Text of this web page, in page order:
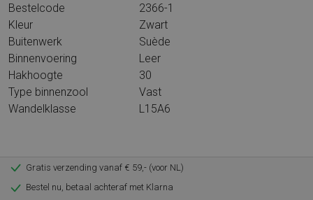
Bestelcode
2366-1
Kleur
Zwart
Buitenwerk
Suède
Binnenvoering
Leer
Hakhoogte
30
Type binnenzool
Vast
Wandelklasse
L15A6
Gratis verzending vanaf € 59,- (voor NL)
Bestel nu, betaal achteraf met Klarna